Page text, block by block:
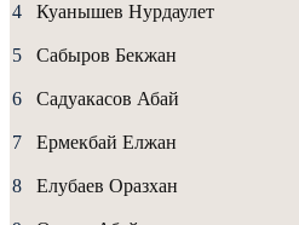
4 Куанышев Нурдаулет
5 Сабыров Бекжан
6 Садуакасов Абай
7 Ермекбай Елжан
8 Елубаев Оразхан